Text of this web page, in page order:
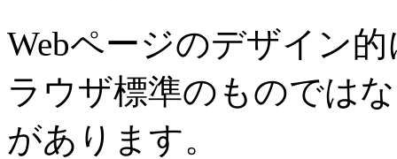
Webページのデザイン
ラウザ標準のものでは
があります。